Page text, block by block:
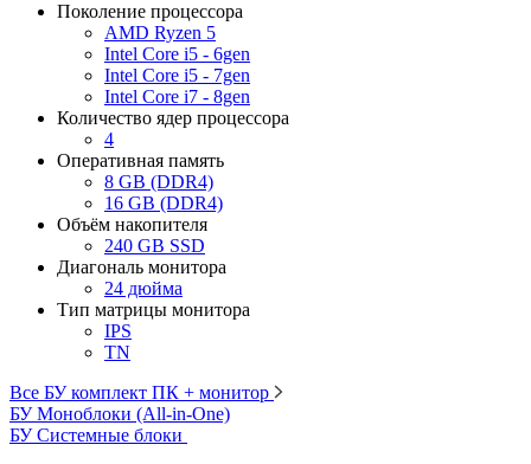
Поколение процессора
AMD Ryzen 5
Intel Core i5 - 6gen
Intel Core i5 - 7gen
Intel Core i7 - 8gen
Количество ядер процессора
4
Оперативная память
8 GB (DDR4)
16 GB (DDR4)
Объём накопителя
240 GB SSD
Диагональ монитора
24 дюйма
Тип матрицы монитора
IPS
TN
Все БУ комплект ПК + монитор
БУ Моноблоки (All-in-One)
БУ Системные блоки